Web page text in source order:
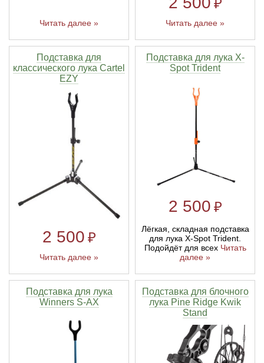
Читать далее »
₽
Читать далее »
Подставка для
классического лука Cartel
EZY
2 500 ₽
Читать далее »
Подставка для лука X-
Spot Trident
2 500 ₽
Лёгкая, складная подставка
для лука X-Spot Trident.
Подойдёт для всех Читать
далее »
Подставка для лука
Winners S-AX
Подставка для блочного
лука Pine Ridge Kwik
Stand